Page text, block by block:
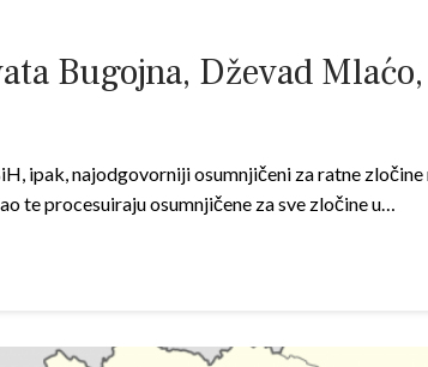
Bugojna, Dževad
ipak, najodgovorniji osumnjičeni za ratne
te procesuiraju osumnjičene za sve zločine u…